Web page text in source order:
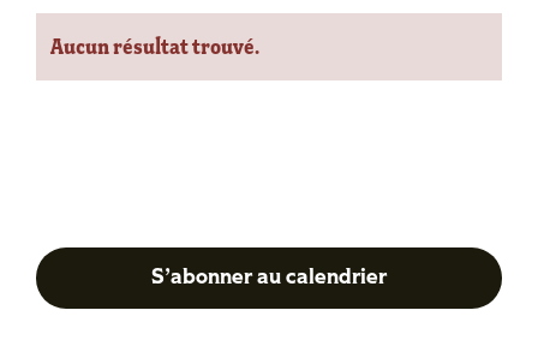
Notice
Aucun résultat trouvé.
une
date.
S’abonner au calendrier